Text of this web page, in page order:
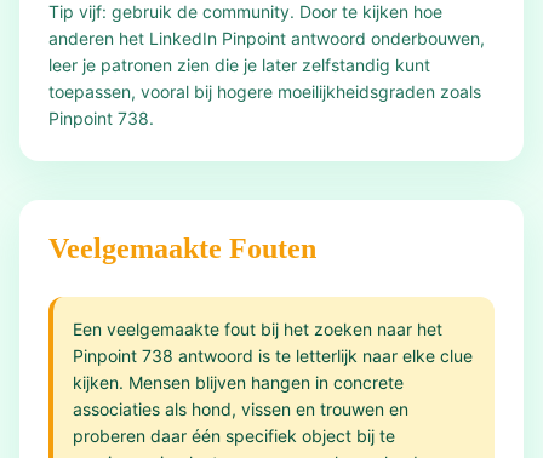
Tip vijf: gebruik de community. Door te kijken hoe
anderen het LinkedIn Pinpoint antwoord onderbouwen,
leer je patronen zien die je later zelfstandig kunt
toepassen, vooral bij hogere moeilijkheidsgraden zoals
Pinpoint 738.
Veelgemaakte Fouten
Een veelgemaakte fout bij het zoeken naar het
Pinpoint 738 antwoord is te letterlijk naar elke clue
kijken. Mensen blijven hangen in concrete
associaties als hond, vissen en trouwen en
proberen daar één specifiek object bij te